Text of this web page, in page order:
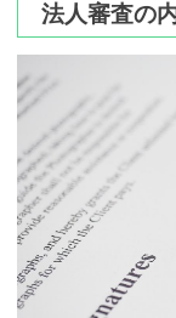
法人審査の